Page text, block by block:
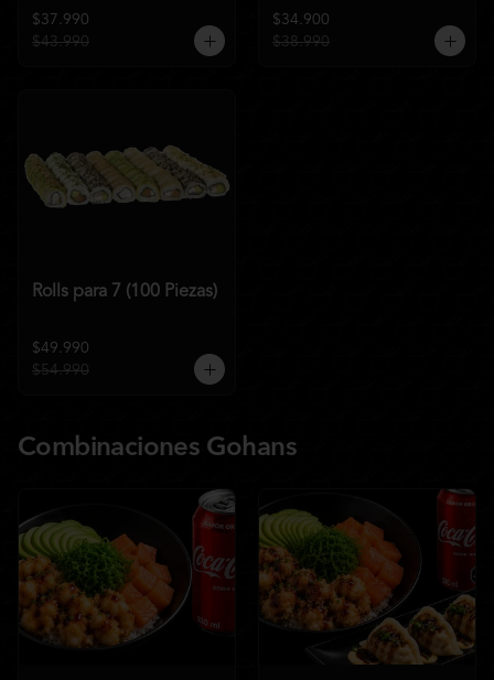
$37.990
$43.990
$34.900
$38.990
Rolls para 7 (100 Piezas)
$49.990
$54.990
Combinaciones Gohans